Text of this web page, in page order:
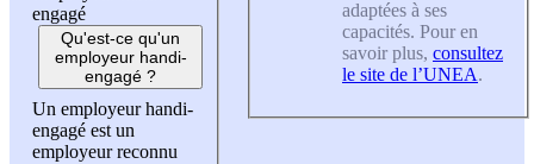
engagé
Qu'est-ce qu'un
employeur handi-
engagé ?
Un employeur handi-
engagé est un
employeur reconnu
adaptées à ses
capacités. Pour en
savoir plus, consultez
le site de l’UNEA.